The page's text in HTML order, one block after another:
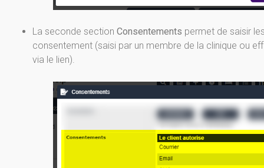
La seconde section Consentements permet de saisir
consentement (saisi par un membre de la clinique ou
via le lien).